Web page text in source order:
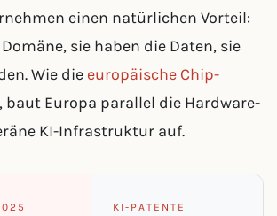
einen natürlichen Vorteil:
sie haben die Daten, sie
Wie die europäische Chip-
baut Europa parallel die Hardware-
KI-Infrastruktur auf.
KI-PATENTE